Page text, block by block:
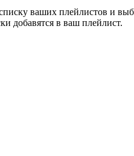
ваших плейлистов и
добавятся в ваш плейлист.